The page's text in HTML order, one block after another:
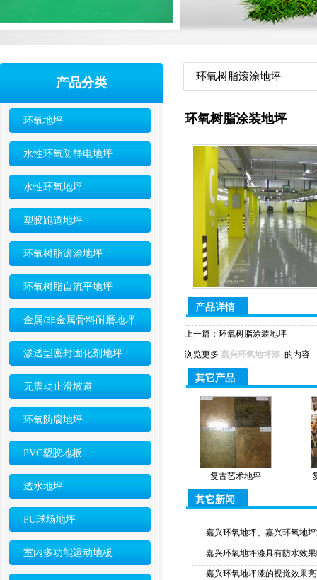
产品分类
环氧地坪
水性环氧防静电地坪
水性环氧地坪
塑胶跑道地坪
环氧树脂滚涂地坪
环氧树脂自流平地坪
金属/非金属骨料耐磨地坪
渗透型密封固化剂地坪
无震动止滑坡道
环氧防腐地坪
PVC塑胶地板
透水地坪
PU球场地坪
室内多功能运动地板
环氧树脂滚涂地坪
环氧树脂涂装地坪
产品详情
上一篇： 环氧树脂涂装地坪
浏览更多 嘉兴环氧地坪漆 的内容
其它产品
复古艺术地坪
其它新闻
嘉兴环氧地坪、嘉兴环氧地
嘉兴环氧地坪漆具有防水效
嘉兴环氧地坪漆的视觉效果